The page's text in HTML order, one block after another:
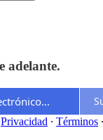
adelante.
Privacidad ∙ Términos ∙